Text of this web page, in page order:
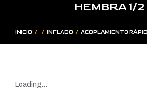
HEMBRA 1/2
INICIO / / INFLADO / ACOPLAMIENTO
Loading...